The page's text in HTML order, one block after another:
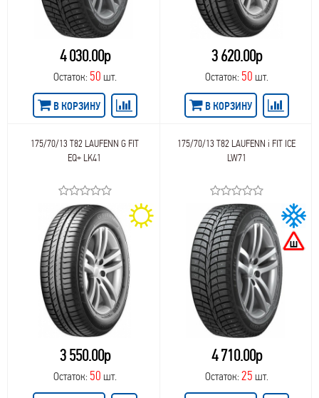
4 030.00р
Остаток: 50 шт.
В КОРЗИНУ
3 620.00р
Остаток: 50 шт.
В КОРЗИНУ
175/70/13 T82 LAUFENN G FIT
EQ+ LK41
3 550.00р
Остаток: 50 шт.
175/70/13 T82 LAUFENN i FIT ICE
LW71
4 710.00р
Остаток:25 шт.